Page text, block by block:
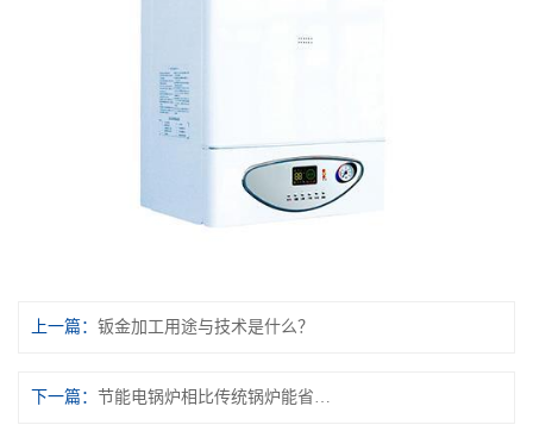
上一篇： 钣金加工用途与技术是什么？
下一篇： 节能电锅炉相比传统锅炉能省多少电